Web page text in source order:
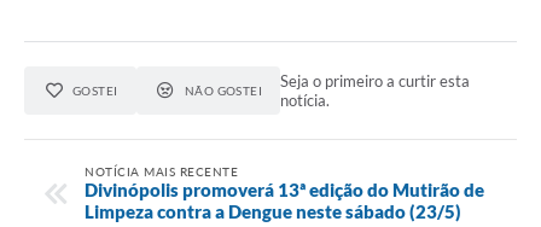
GOSTEI NÃO GOSTEI
Seja o primeiro a curtir esta
notícia.
NOTÍCIA MAIS RECENTE
Divinópolis promoverá 13ª edição do Mutirão de
Limpeza contra a Dengue neste sábado (23/5)